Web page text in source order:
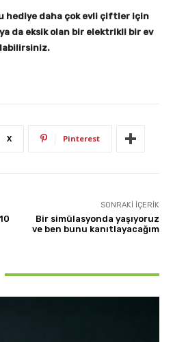
Bu hediye daha çok evli çiftler için
da eksik olan bir elektrikli bir ev
X Pinterest
SONRAKI İÇERIK
Bir simülasyonda yaşıyoruz
ve ben bunu kanıtlayacağım